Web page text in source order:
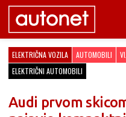
ELEKTRIČNA VOZILA AUTOMOBILI
ELEKTRIČNI AUTOMOBILI
Audi prvom